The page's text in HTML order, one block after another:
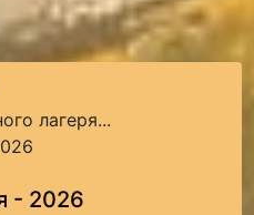
лагеря...
- 2026